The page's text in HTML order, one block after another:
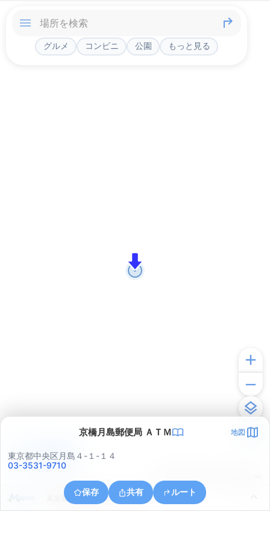
グルメ コンビニ 公園 もっと見る
京橋月島郵便局 ＡＴＭ 地図
東京都中央区月島４-１-１４
03-3531-9710
保存 共有 ルート
東京都江東区牡丹１丁目１６
アプリで見る